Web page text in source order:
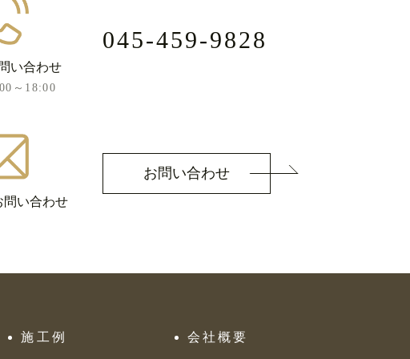
い合わせ
～18:00
045-459-9828
問い合わせ
お問い合わせ
施工例 会社概要